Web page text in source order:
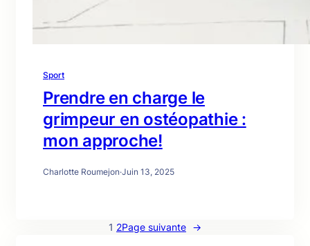
Sport
Prendre en charge le
grimpeur en ostéopathie :
mon approche!
Charlotte Roumejon·Juin 13, 2025
1 2Page suivante →